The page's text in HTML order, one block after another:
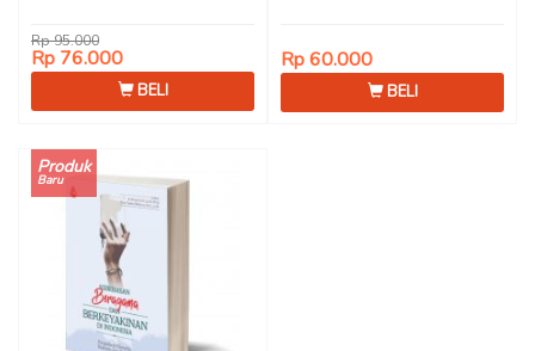
Rp 95.000
Rp 76.000
BELI
Rp 60.000
BELI
Produk
Baru